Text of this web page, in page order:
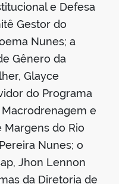
e Defesa
Gestor do
Nunes; a
Gênero da
Glayce
do Programa
e
Margens do Rio
Nunes; o
Jhon Lennon
da Diretoria de